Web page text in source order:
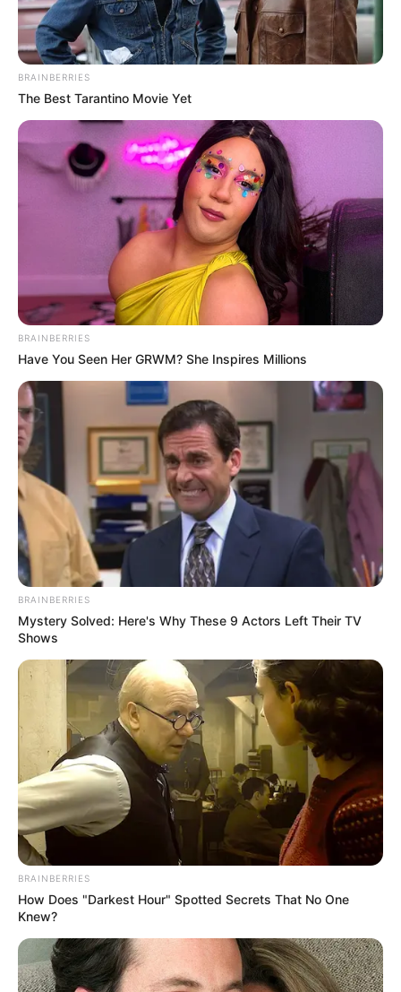
shpallemi kampion si e ka traditën edhe kjo shkollë futbolli”,
u shpreh Luga. /Sport Ekspres/
BRAINBERRIES
The Best Tarantino Movie Yet
BRAINBERRIES
Have You Seen Her GRWM? She Inspires Millions
BRAINBERRIES
Mystery Solved: Here's Why These 9 Actors Left Their TV
Shows
BRAINBERRIES
How Does "Darkest Hour" Spotted Secrets That No One
Knew?